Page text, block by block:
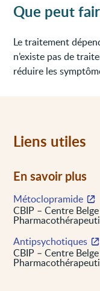
Que peut
Le traitement
n’existe pas de
réduire les
Liens utiles
En savoir plus
Métoclopramide
CBIP – Centre
Antipsychotiques
CBIP – Centre